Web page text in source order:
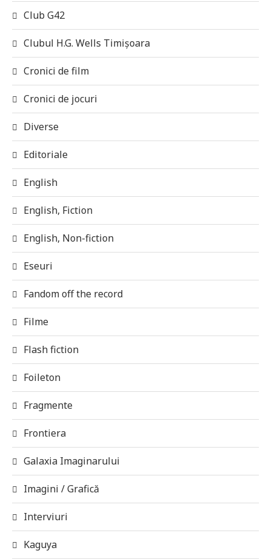
Club G42
Clubul H.G. Wells Timișoara
Cronici de film
Cronici de jocuri
Diverse
Editoriale
English
English, Fiction
English, Non-fiction
Eseuri
Fandom off the record
Filme
Flash fiction
Foileton
Fragmente
Frontiera
Galaxia Imaginarului
Imagini / Grafică
Interviuri
Kaguya